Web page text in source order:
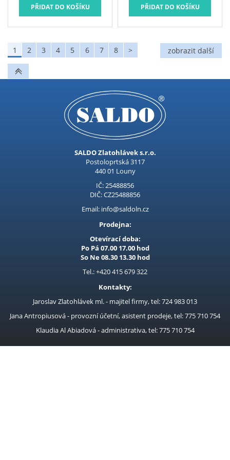
1 2 3 4 5 6 7 8 >
SALDO Zlatohlávek s.r.o.
Postoloprtská 3117
440 01 Louny
IČ: 25488856
DIČ: CZ25488856
Email: info@saldoln.cz
Prodejna:
Otevírací doba:
Po Pá 07.00 17.00 hod
So Ne 08.30 13.30 hod
Tel.: +420 415 679 322
Kontakty:
Jaroslav Zlatohlávek ml. - majitel firmy, tel: 724 983 013
Jana Antropiusová - provozní účetní, asistent prodeje, tel: 775 710 754
Klaudia Al Abiadová - administrativa, tel: 775 710 754